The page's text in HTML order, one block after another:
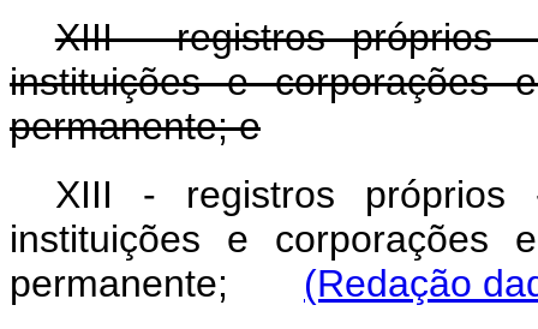
XIII - registros próprios
instituições e corporações
permanente; e
XIII - registros
instituições e corporações
permanente;
(Redação